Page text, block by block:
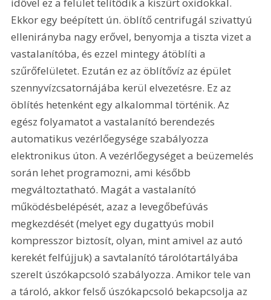
Ekkor egy beépített ún. öblítő centrifugál szivattyú
ellenirányba nagy erővel, benyomja a tiszta vizet a
vastalanítóba, és ezzel mintegy átöblíti a
szűrőfelületet. Ezután ez az öblítővíz az épület
szennyvízcsatornájába kerül elvezetésre. Ez az
öblítés hetenként egy alkalommal történik. Az
egész folyamatot a vastalanító berendezés
automatikus vezérlőegysége szabályozza
elektronikus úton. A vezérlőegységet a beüzemelés
során lehet programozni, ami később
megváltoztatható. Magát a vastalanító
működésbelépését, azaz a levegőbefúvás
megkezdését (melyet egy dugattyús mobil
kompresszor biztosít, olyan, mint amivel az autó
kerekét felfújjuk) a savtalanító tárolótartályába
szerelt úszókapcsoló szabályozza. Amikor tele van
a tároló, akkor felső úszókapcsoló bekapcsolja az